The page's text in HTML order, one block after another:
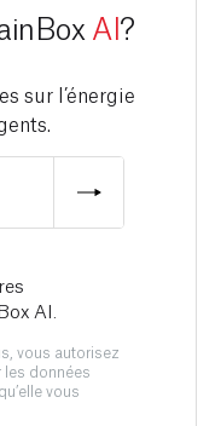
AI?
sur l’énergie
AI.
vous autorisez
les données
vous